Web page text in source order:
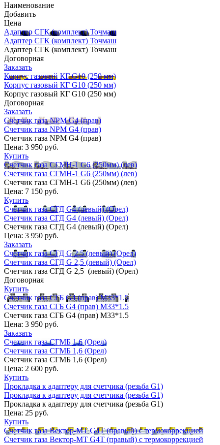
Наименование
Добавить
Цена
Адаптер СГК (комплект) Точмаш
Адаптер СГК (комплект) Точмаш
Адаптер СГК (комплект) Точмаш
Договорная
Заказать
Корпус газовый КГ G10 (250 мм)
Корпус газовый КГ G10 (250 мм)
Корпус газовый КГ G10 (250 мм)
Договорная
Заказать
Счетчик газа NPM G4 (прав)
Счетчик газа NPM G4 (прав)
Счетчик газа NPM G4 (прав)
Цена: 3 950 руб.
Купить
Счетчик газа СГМН-1 G6 (250мм) (лев)
Счетчик газа СГМН-1 G6 (250мм) (лев)
Счетчик газа СГМН-1 G6 (250мм) (лев)
Цена: 7 150 руб.
Купить
Счетчик газа СГД G4 (левый) (Орел)
Счетчик газа СГД G4 (левый) (Орел)
Счетчик газа СГД G4 (левый) (Орел)
Цена: 3 950 руб.
Заказать
Счетчик газа СГД G 2,5 (левый) (Орел)
Счетчик газа СГД G 2,5 (левый) (Орел)
Счетчик газа СГД G 2,5 (левый) (Орел)
Договорная
Купить
Счетчик газа СГБ G4 (прав) М33*1.5
Счетчик газа СГБ G4 (прав) М33*1.5
Счетчик газа СГБ G4 (прав) М33*1.5
Цена: 3 950 руб.
Заказать
Счетчик газа СГМБ 1,6 (Орел)
Счетчик газа СГМБ 1,6 (Орел)
Счетчик газа СГМБ 1,6 (Орел)
Цена: 2 600 руб.
Купить
Прокладка к адаптеру для счетчика (резьба G1)
Прокладка к адаптеру для счетчика (резьба G1)
Прокладка к адаптеру для счетчика (резьба G1)
Цена: 25 руб.
Купить
Счетчик газа Вектор-МТ G4Т (правый) с термокоррекцией
Счетчик газа Вектор-МТ G4Т (правый) с термокоррекцией